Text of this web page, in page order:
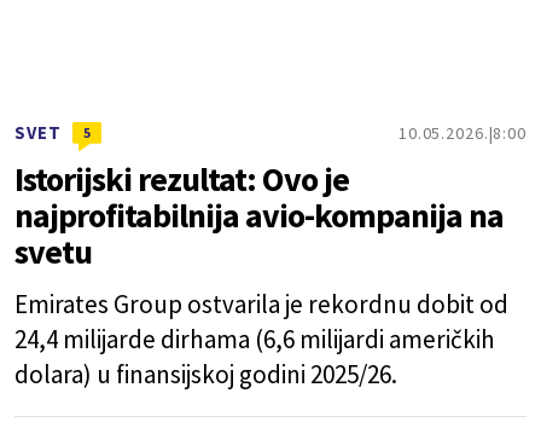
SVET 5 10.05.2026. 8:00
Istorijski rezultat: Ovo je
najprofitabilnija avio-kompanija na
svetu
Emirates Group ostvarila je rekordnu dobit od
24,4 milijarde dirhama (6,6 milijardi američkih
dolara) u finansijskoj godini 2025/26.